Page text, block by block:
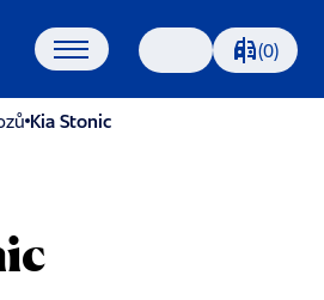
Vyhledávání (0)
Kia Stonic